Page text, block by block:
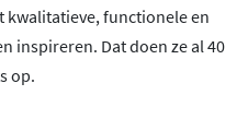
kwalitatieve, functionele en
inspireren. Dat doen ze al 40
op.